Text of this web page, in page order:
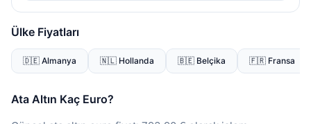
Ülke Fiyatları
🇩🇪 Almanya 🇳🇱 Hollanda 🇧🇪 Belçika 🇫🇷 Fransa
Ata Altın Kaç Euro?